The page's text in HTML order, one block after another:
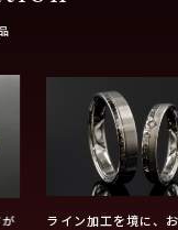
ライン加工を境に、